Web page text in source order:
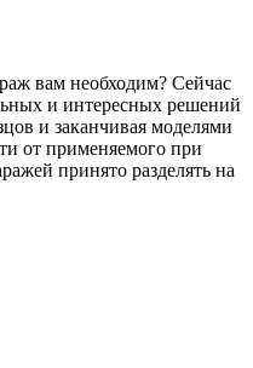
вам необходим? Сейчас
и интересных решений
и заканчивая моделями
от применяемого при
принято разделять на